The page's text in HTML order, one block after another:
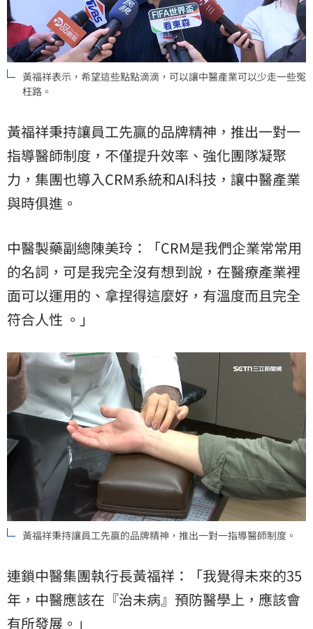
黃福祥表示，希望這些點點滴滴，可以讓中醫產業可以少走一些冤
枉路。
黃福祥秉持讓員工先贏的品牌精神，推出一對一
指導醫師制度，不僅提升效率、強化團隊凝聚
力，集團也導入CRM系統和AI科技，讓中醫產業
與時俱進。
中醫製藥副總陳美玲：「CRM是我們企業常常用
的名詞，可是我完全沒有想到說，在醫療產業裡
面可以運用的、拿捏得這麼好，有溫度而且完全
符合人性 。」
黃福祥秉持讓員工先贏的品牌精神，推出一對一指導醫師制度。
連鎖中醫集團執行長黃福祥：「我覺得未來的35
年，中醫應該在『治未病』預防醫學上，應該會
有所發展。」